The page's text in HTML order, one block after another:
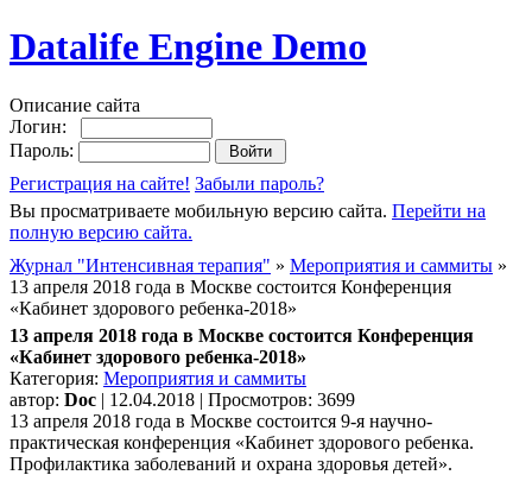
Datalife Engine Demo
Описание сайта
Логин:
Пароль:
Регистрация на сайте! Забыли пароль?
Вы просматриваете мобильную версию сайта. Перейти на
полную версию сайта.
Журнал "Интенсивная терапия" » Мероприятия и саммиты »
13 апреля 2018 года в Москве состоится Конференция
«Кабинет здорового ребенка-2018»
13 апреля 2018 года в Москве состоится Конференция
«Кабинет здорового ребенка-2018»
Категория: Мероприятия и саммиты
автор: Doc | 12.04.2018 | Просмотров: 3699
13 апреля 2018 года в Москве состоится 9-я научно-
практическая конференция «Кабинет здорового ребенка.
Профилактика заболеваний и охрана здоровья детей».